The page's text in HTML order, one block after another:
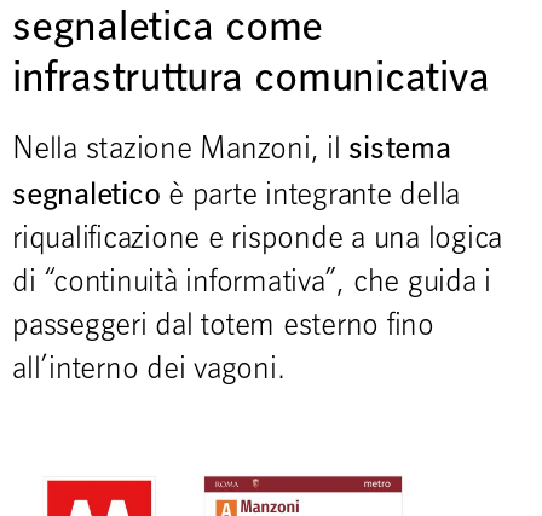
segnaletica come
infrastruttura comunicativa
Nella stazione Manzoni, il sistema
segnaletico è parte integrante della
riqualificazione e risponde a una logica
di “continuità informativa”, che guida i
passeggeri dal totem esterno fino
all’interno dei vagoni.